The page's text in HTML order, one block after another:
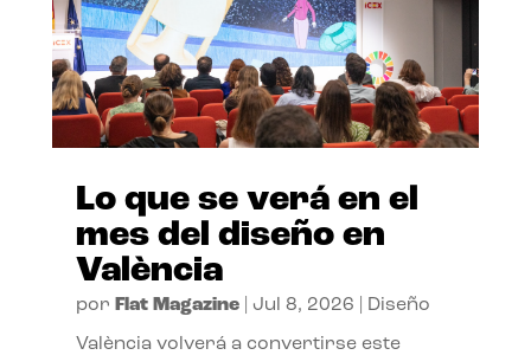
Lo que se verá en el
mes del diseño en
València
por Flat Magazine| Jul 8, 2026 Diseño
València volverá a convertirse este